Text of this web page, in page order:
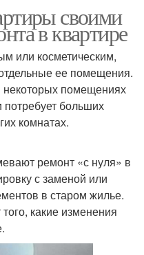
своими
в квартире
или косметическим,
ее помещения.
некоторых помещениях
потребует больших
комнатах.
ремонт «с нуля» в
с заменой или
в старом жилье.
какие изменения